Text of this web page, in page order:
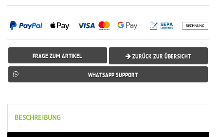
FRAGE ZUM ARTIKEL ZURÜCK ZUR ÜBERSICHT
WHATSAPP SUPPORT
BESCHREIBUNG